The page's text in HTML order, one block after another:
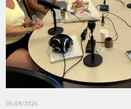
06/08/2026